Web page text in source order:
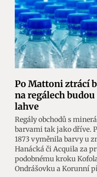
Po Mattoni ztrácí
na regálech
lahve
Regály obchodů s
barvami tak jako dříve.
1873 vyměnila barvy u
Hanácká či Acquila za
podobnému kroku
Ondrášovku a Korunní